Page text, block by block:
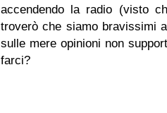
accendendo la radio (visto
troverò che siamo bravissimi
sulle mere opinioni non
farci?